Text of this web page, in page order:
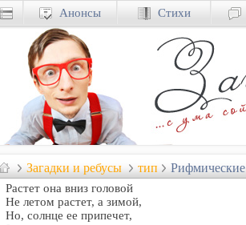
Загадки и ребусы тип Рифмические
Растет она вниз головой
Не летом растет, а зимой,
Но, солнце ее припечет,
Анонсы Стихи